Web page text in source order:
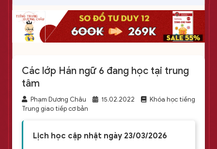
Các lớp Hán ngữ 6 đang học tại trung
tâm
Phạm Dương Châu 15.02.2022
Khóa học tiếng
Trung giao tiếp cơ bản
Lịch học cập nhật ngày 23/03/2026